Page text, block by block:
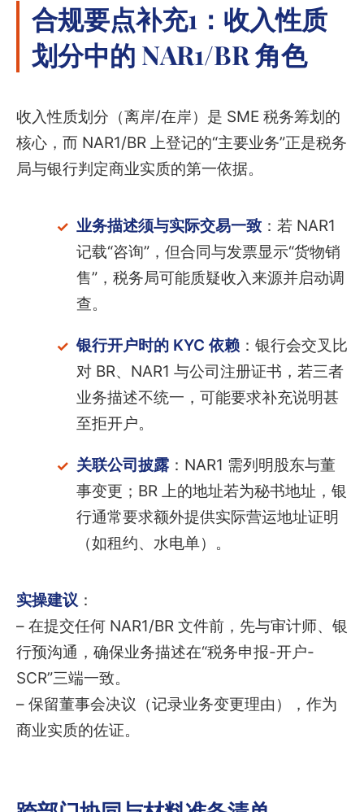
合规要点补充1：收入性质
划分中的 NAR1/BR 角色
收入性质划分（离岸/在岸）是 SME 税务筹划的
核心，而 NAR1/BR 上登记的“主要业务”正是税务
局与银行判定商业实质的第一依据。
业务描述须与实际交易一致：若 NAR1
记载“咨询”，但合同与发票显示“货物销
售”，税务局可能质疑收入来源并启动调
查。
银行开户时的 KYC 依赖：银行会交叉比
对 BR、NAR1 与公司注册证书，若三者
业务描述不统一，可能要求补充说明甚
至拒开户。
关联公司披露：NAR1 需列明股东与董
事变更；BR 上的地址若为秘书地址，银
行通常要求额外提供实际营运地址证明
（如租约、水电单）。
实操建议 ：
– 在提交任何 NAR1/BR 文件前，先与审计师、银
行预沟通，确保业务描述在“税务申报-开户-
SCR”三端一致。
– 保留董事会决议（记录业务变更理由），作为
商业实质的佐证。